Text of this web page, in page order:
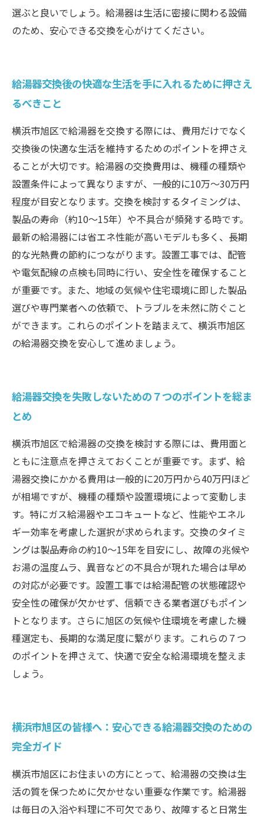
選ぶと良いでしょう。給湯器は生活に密接に関わる設備
のため、安心できる交換を心がけてください。
給湯器交換後の快適な生活を手に入れるために押さえ
るべきこと
横浜市旭区で給湯器を交換する際には、費用だけでなく
交換後の快適な生活を維持するためのポイントを押さえ
ることが大切です。給湯器の交換費用は、機種の種類や
設置条件によって異なりますが、一般的に10万〜30万円
程度が目安となります。交換を検討するタイミングは、
製品の寿命（約10〜15年）や不具合が頻発する時です。
最新の給湯器には省エネ性能が高いモデルも多く、長期
的な光熱費の節約につながります。設置工事では、配管
や電気配線の点検も同時に行い、安全性を確保すること
が重要です。また、地域の気候や住宅環境に即した製品
選びや専門業者への依頼で、トラブルを未然に防ぐこと
ができます。これらのポイントを踏まえて、横浜市旭区
の給湯器交換を安心して進めましょう。
給湯器交換を失敗しないための７つのポイントを総ま
とめ
横浜市旭区で給湯器の交換を検討する際には、費用面と
ともに注意点を押さえておくことが重要です。まず、給
湯器交換にかかる費用は一般的に20万円から40万円ほど
が相場ですが、機種の種類や設置環境によって変動しま
す。特にガス給湯器やエコキュートなど、性能やエネル
ギー効率を考慮した選択が求められます。交換のタイミ
ングは製品寿命の約10〜15年を目安にし、故障の兆候や
お湯の温度ムラ、異音などの不具合が現れた場合は早め
の対応が必要です。設置工事では給湯配管の状態確認や
安全性の確保が欠かせず、信頼できる業者選びもポイン
トとなります。さらに旭区の気候や住環境を考慮した機
種選定も、長期的な満足度に繋がります。これらの７つ
のポイントを押さえて、快適で安全な給湯環境を整えま
しょう。
横浜市旭区の皆様へ：安心できる給湯器交換のための
完全ガイド
横浜市旭区にお住まいの方にとって、給湯器の交換は生
活の質を保つために欠かせない重要な作業です。給湯器
は毎日の入浴や料理に不可欠であり、故障すると日常生